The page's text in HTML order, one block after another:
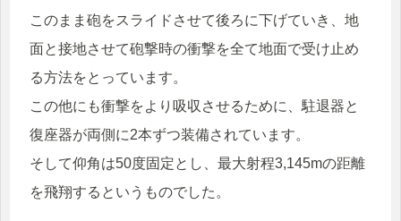
このまま砲をスライドさせて後ろに下げていき、地
面と接地させて砲撃時の衝撃を全て地面で受け止め
る方法をとっています。
この他にも衝撃をより吸収させるために、駐退器と
復座器が両側に2本ずつ装備されています。
そして仰角は50度固定とし、最大射程3,145mの距離
を飛翔するというものでした。